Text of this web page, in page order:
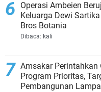
Operasi Ambeien
Keluarga Dewi
Bros Botania
Dibaca: kali
Amsakar Perintahkan
Program Prioritas,
Pembangunan